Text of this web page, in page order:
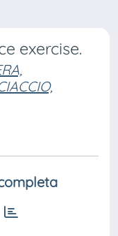
exercise.